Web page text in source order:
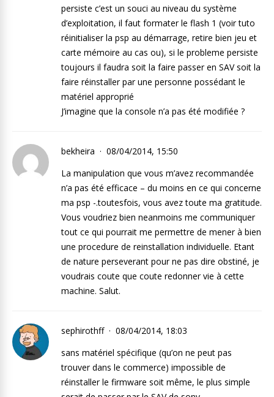
persiste c’est un souci au niveau du système
d’exploitation, il faut formater le flash 1 (voir tuto
réinitialiser la psp au démarrage, retire bien jeu et
carte mémoire au cas ou), si le probleme persiste
toujours il faudra soit la faire passer en SAV soit la
faire réinstaller par une personne possédant le
matériel approprié
J’imagine que la console n’a pas été modifiée ?
bekheira
08/04/2014, 15:50
La manipulation que vous m’avez recommandée
n’a pas été efficace – du moins en ce qui concerne
ma psp -.toutesfois, vous avez toute ma gratitude.
Vous voudriez bien neanmoins me communiquer
tout ce qui pourrait me permettre de mener à bien
une procedure de reinstallation individuelle. Etant
de nature perseverant pour ne pas dire obstiné, je
voudrais coute que coute redonner vie à cette
machine. Salut.
sephirothff
08/04/2014, 18:03
sans matériel spécifique (qu’on ne peut pas
trouver dans le commerce) impossible de
réinstaller le firmware soit même, le plus simple